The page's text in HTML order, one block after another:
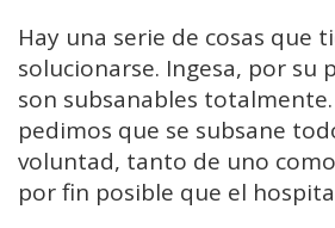
Hay una serie de cosas que
solucionarse. Ingesa, por su
son subsanables
pedimos que se subsane
voluntad, tanto de uno
por fin posible que el